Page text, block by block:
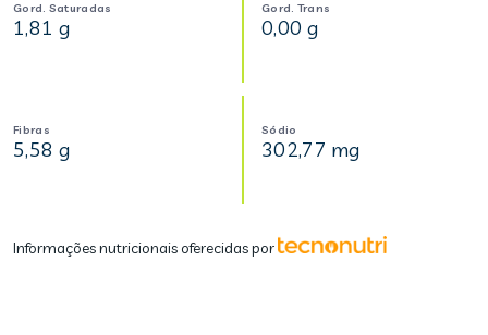
Gord. Saturadas
1,81 g
Gord. Trans
0,00 g
Fibras
5,58 g
Sódio
302,77 mg
Informações nutricionais oferecidas por